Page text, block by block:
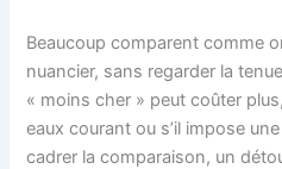
Beaucoup comparent comme
nuancier, sans regarder la
« moins cher » peut coûter
eaux courant ou s’il impose
cadrer la comparaison, un